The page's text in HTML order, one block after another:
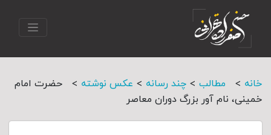
خانه > مطالب > چند رسانه > عکس نوشته >
حضرت امام
خمینی، نام آور بزرگ دوران معاصر